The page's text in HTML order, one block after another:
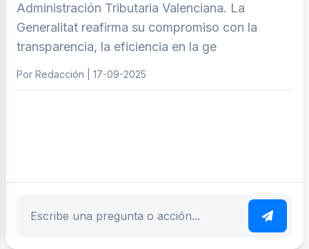
Administración Tributaria Valenciana. La
Generalitat reafirma su compromiso con la
transparencia, la eficiencia en la ge
Por Redacción | 17-09-2025
Escribe tu pregunta